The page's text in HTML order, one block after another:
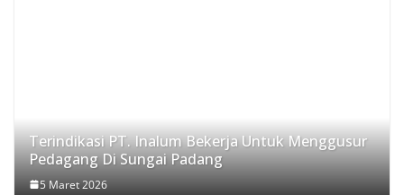
Terindikasi PT. Inalum Bekerja Untuk Menggusur
Pedagang Di Sungai Padang
5 Maret 2026